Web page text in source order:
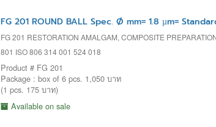
FG 201 ROUND BALL Spec. Ø mm= 1.8 µm=
FG 201 RESTORATION AMALGAM, COMPOSITE
801 ISO 806 314 001 524 018
Product # FG 201
Package : box of 6 pcs. 1,050 บาท
(1 pcs. 175 บาท)
Available on sale